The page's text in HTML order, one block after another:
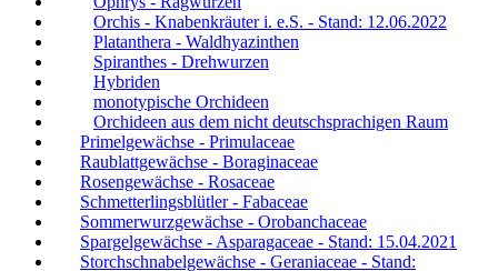
Orchis - Knabenkräuter i. e.S. - Stand: 12.06.2022
Platanthera - Waldhyazinthen
Spiranthes - Drehwurzen
Hybriden
monotypische Orchideen
Orchideen aus dem nicht deutschsprachigen Raum
Primelgewächse - Primulaceae
Raublattgewächse - Boraginaceae
Rosengewächse - Rosaceae
Schmetterlingsblütler - Fabaceae
Sommerwurzgewächse - Orobanchaceae
Spargelgewächse - Asparagaceae - Stand: 15.04.2021
Storchschnabelgewächse - Geraniaceae - Stand: